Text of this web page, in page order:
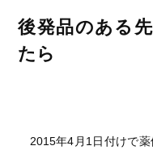
後発品のある
たら
2015年4月1日付けで薬